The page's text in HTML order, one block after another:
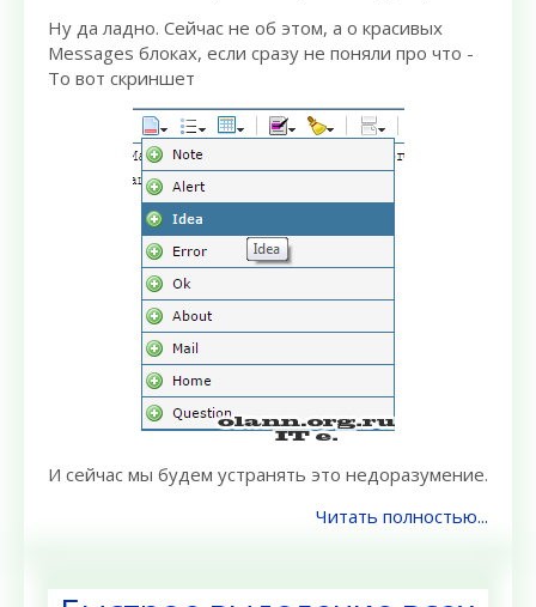
Ну да ладно. Сейчас не об этом, а о красивых
Messages блоках, если сразу не поняли про что -
То вот скриншет
И сейчас мы будем устранять это недоразумение.
Читать полностью...